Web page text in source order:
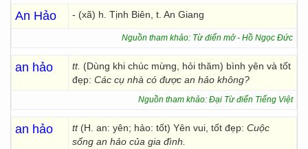
An Hảo - (xã) h. Tịnh Biên, t. An Giang
Nguồn tham khảo: Từ điển mở - Hồ Ngọc Đức
an hảo tt. (Dùng khi chúc mừng, hỏi thăm) bình yên và tốt
đẹp: Các cụ nhà có được an hảo không?
Nguồn tham khảo: Đại Từ điển Tiếng Việt
an hảo tt (H. an: yên; hảo: tốt) Yên vui, tốt đẹp: Cuộc
sống an hảo của gia đình.